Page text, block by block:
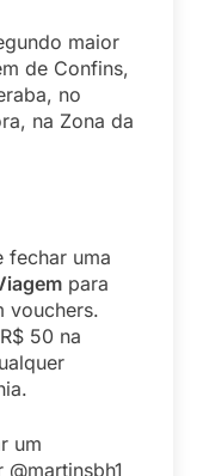
maior
de Confins,
no
na Zona da
fechar uma
para
vouchers.
50 na
um